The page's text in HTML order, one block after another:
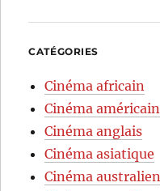
CATÉGORIES
Cinéma africain
Cinéma américain
Cinéma anglais
Cinéma asiatique
Cinéma australien